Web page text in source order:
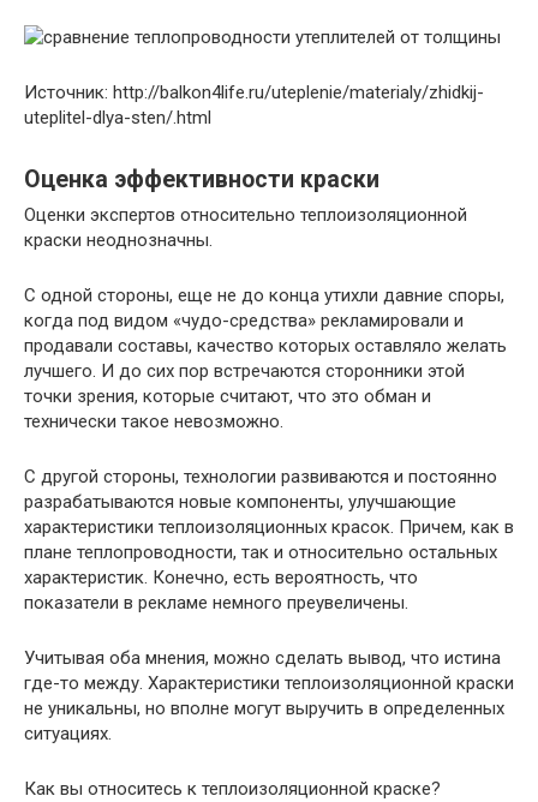
Источник: http://balkon4life.ru/uteplenie/materialy/zhidkij-
uteplitel-dlya-sten/.html
Оценка эффективности краски
Оценки экспертов относительно теплоизоляционной
краски неоднозначны.
С одной стороны, еще не до конца утихли давние споры,
когда под видом «чудо-средства» рекламировали и
продавали составы, качество которых оставляло желать
лучшего. И до сих пор встречаются сторонники этой
точки зрения, которые считают, что это обман и
технически такое невозможно.
С другой стороны, технологии развиваются и постоянно
разрабатываются новые компоненты, улучшающие
характеристики теплоизоляционных красок. Причем, как в
плане теплопроводности, так и относительно остальных
характеристик. Конечно, есть вероятность, что
показатели в рекламе немного преувеличены.
Учитывая оба мнения, можно сделать вывод, что истина
где-то между. Характеристики теплоизоляционной краски
не уникальны, но вполне могут выручить в определенных
ситуациях.
Как вы относитесь к теплоизоляционной краске?